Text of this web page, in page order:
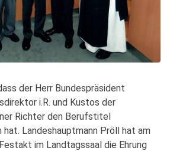
der Herr Bundespräsident
i.R. und Kustos der
Richter den Berufstitel
hat. Landeshauptmann Pröll hat am
im Landtagssaal die Ehrung